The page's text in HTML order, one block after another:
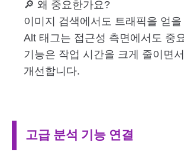
🔎 왜 중요한가요?
이미지 검색에서도 트래픽을 얻
Alt 태그는 접근성 측면에서도 중
기능은 작업 시간을 크게 줄이면
개선합니다.
고급 분석 기능 연결